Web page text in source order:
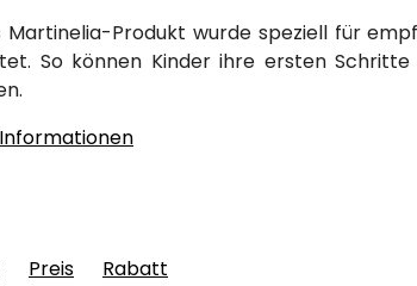
Martinelia-Produkt wurde speziell für
So können Kinder ihre ersten
Preis Rabatt